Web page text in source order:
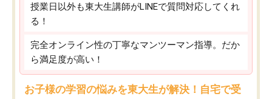
授業日以外も東大生講師がLINEで質問対応してくれ
る！
完全オンライン性の丁寧なマンツーマン指導。だか
ら満足度が高い！
お子様の学習の悩みを東大生が解決！自宅で受